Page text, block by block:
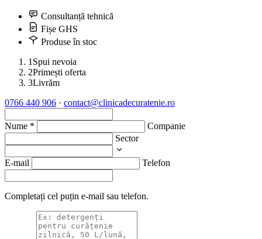
Consultanță tehnică
Fișe GHS
Produse în stoc
1Spui nevoia
2Primești oferta
3Livrăm
0766 440 906 · contact@clinicadecuratenie.ro
Nume *
Companie
Sector
E-mail Telefon
Completați cel puțin e-mail sau telefon.